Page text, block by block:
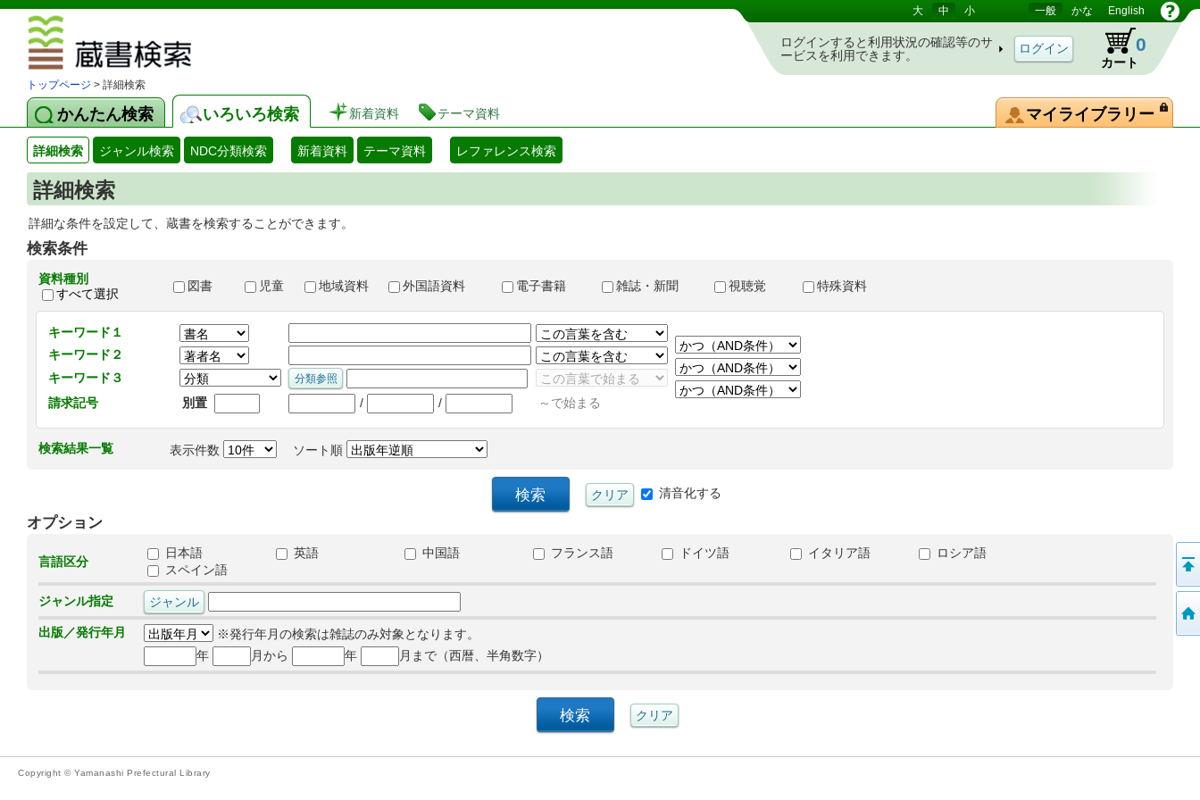
大 中 小 一般 かな English
ログインすると利用状況の確認等のサ
ービスを利用できます。
カート
0
トップページ > 詳細検索
かんたん検索 いろいろ検索 新着資料 テーマ資料 マイライブラリー
詳細検索 ジャンル検索 NDC分類検索 新着資料 テーマ資料 レファレンス検索
詳細検索
詳細な条件を設定して、蔵書を検索することができます。
検索条件
資料種別
すべて選択
図書 児童 地域資料 外国語資料 電子書籍 雑誌・新聞 視聴覚 特殊資料
キーワード１
キーワード２
キーワード３
請求記号
別置 / / ～で始まる
検索結果一覧 表示件数 ソート順
清音化する
オプション
言語区分
日本語 英語 中国語 フランス語 ドイツ語 イタリア語
ロシア語
スペイン語
ジャンル指定
出版／発行年月
※発行年月の検索は雑誌のみ対象となります。
年
月から 年 月まで（西暦、半角数字）
Copyright © Yamanashi Prefectural Library